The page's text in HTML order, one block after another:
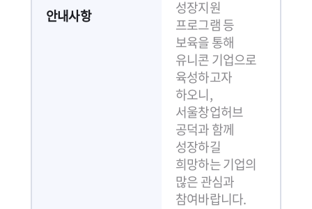
안내사항
성장지원
프로그램 등
보육을 통해
유니콘 기업으로
육성하고자
하오니,
서울창업허브
공덕과 함께
성장하길
희망하는 기업의
많은 관심과
참여바랍니다.